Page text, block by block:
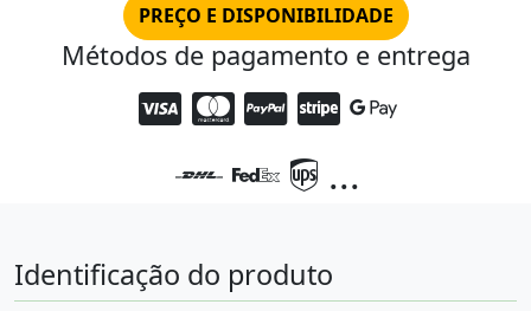
PREÇO E DISPONIBILIDADE
Métodos de pagamento e entrega
...
Identificação do produto